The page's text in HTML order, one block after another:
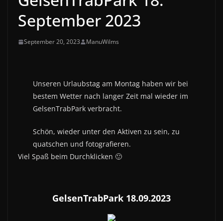
September 2023
September 20, 2023 ManuWilms
Unseren Urlaubstag am Montag haben wir bei
bestem Wetter nach langer Zeit mal wieder im
GelsenTrabPark verbracht.
Schön, wieder unter den Aktiven zu sein, zu
quatschen und fotografieren.
Viel Spaß beim Durchklicken 🙂
GelsenTrabPark 18.09.2023